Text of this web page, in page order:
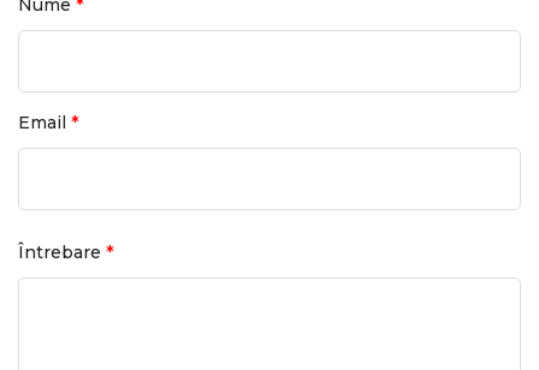
Email *
Întrebare *